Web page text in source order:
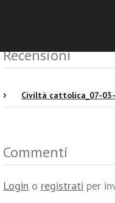
Recensioni
Civiltà cattolica_07-
Commenti
Login o registrati per